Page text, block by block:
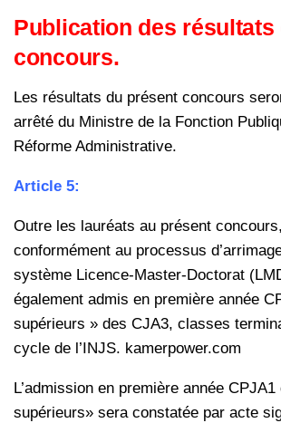
Publication des résultats
concours.
Les résultats du présent concours
arrêté du Ministre de la Fonction
Réforme Administrative.
Article 5:
Outre les lauréats au présent
conformément au processus
système Licence-Master-Doctorat
également admis en première année
supérieurs » des CJA3, classes
cycle de l’INJS. kamerpower.com
L’admission en première année
supérieurs» sera constatée par acte